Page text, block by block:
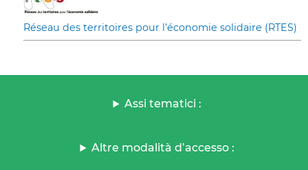
Réseau des territoires pour l’économie solidaire (RTES)
Assi tematici :
Altre modalità d’accesso :